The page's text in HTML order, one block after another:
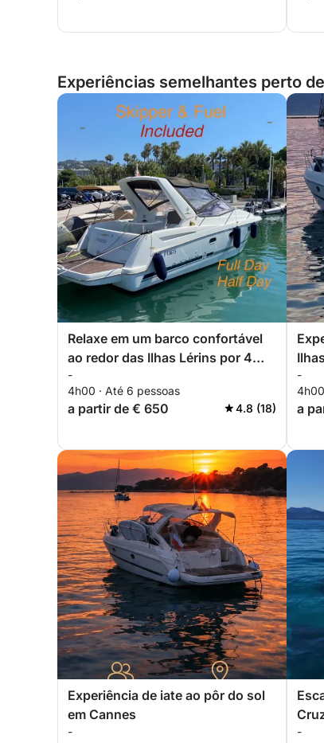
Experiências semelhantes perto
Relaxe em um barco confortável
ao redor das Ilhas Lérins por 4
horas. Desconto especial para
casais!
-
4h00 · Até 6 pessoas
a partir de € 650 4.8 (18)
-
a
Experiência de iate ao pôr do sol
em Cannes
-
-